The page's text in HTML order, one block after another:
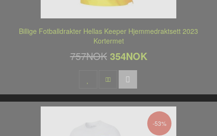
Billige Fotballdrakter Hellas Keeper Hjemmedraktsett 2023
Kortermet
757NOK 354NOK
-53%